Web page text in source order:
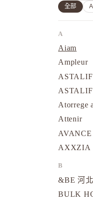
全部
A
Aiam
Ampleur
Atorrege
Attenir
AVANCE
AXXZIA
B
&BE 河
BULK